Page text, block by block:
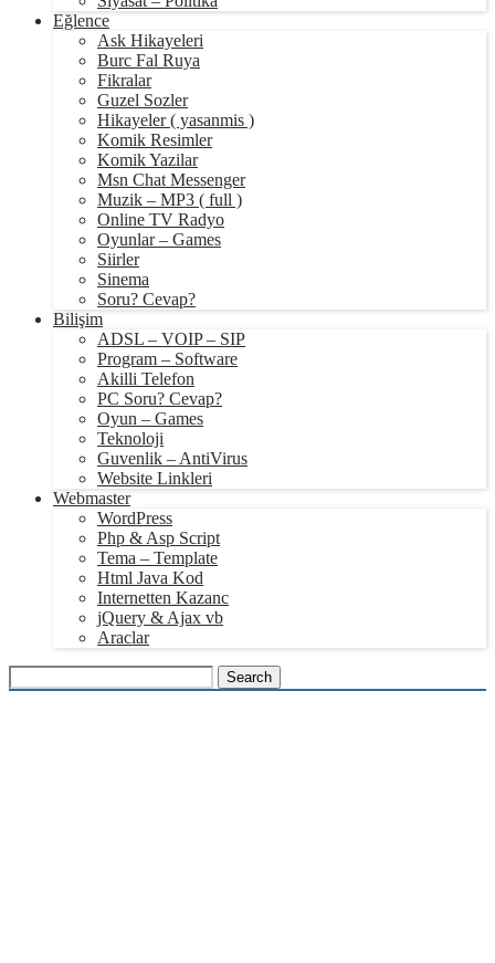
Eğlence
Ask Hikayeleri
Burc Fal Ruya
Fikralar
Guzel Sozler
Hikayeler ( yasanmis )
Komik Resimler
Komik Yazilar
Msn Chat Messenger
Muzik – MP3 ( full )
Online TV Radyo
Oyunlar – Games
Siirler
Sinema
Soru? Cevap?
Bilişim
ADSL – VOIP – SIP
Program – Software
Akilli Telefon
PC Soru? Cevap?
Oyun – Games
Teknoloji
Guvenlik – AntiVirus
Website Linkleri
Webmaster
WordPress
Php & Asp Script
Tema – Template
Html Java Kod
Internetten Kazanc
jQuery & Ajax vb
Araclar